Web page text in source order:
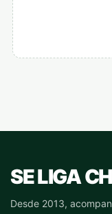
SE LIGA
Desde 2013,